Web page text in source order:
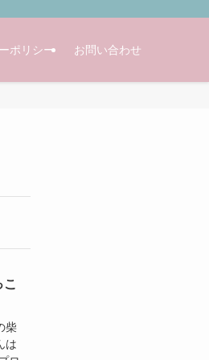
ポリシー お問い合わせ
柴
は